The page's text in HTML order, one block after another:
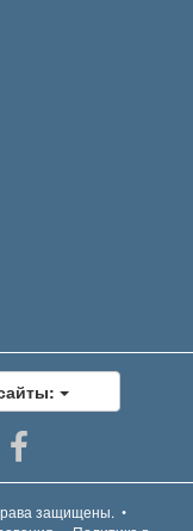
защищены. •